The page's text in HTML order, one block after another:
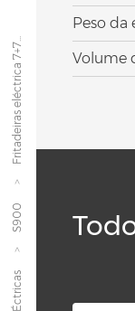
S900
Fritadeiras eléctrica 7+7...
Peso da
Volume